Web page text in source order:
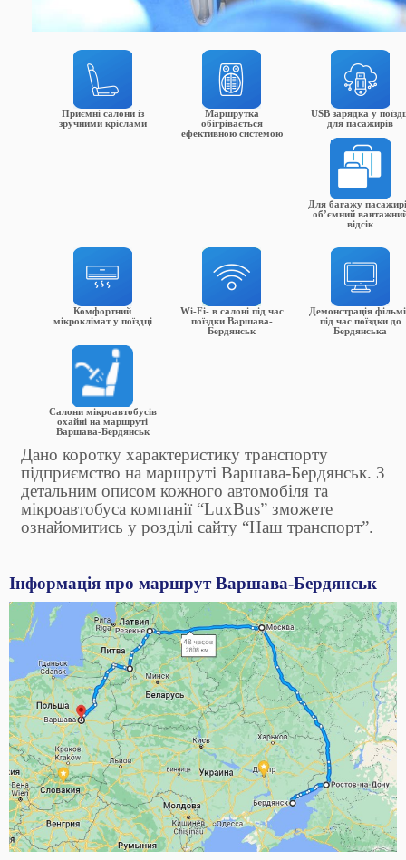
Приємні салони із
зручними кріслами
Маршрутка
обігрівається
ефективною системою
USB зарядка у
для пасажирів
Для багажу
об’ємний
відсік
Комфортний
мікроклімат у поїздці
Wi-Fi- в салоні під час
поїздки Варшава-
Бердянськ
Демонстрація
під час поїздки до
Бердянська
Салони мікроавтобусів
охайні на маршруті
Варшава-Бердянськ
Дано коротку характеристику транспорту
підприємство на маршруті Варшава-Бердянськ. З
детальним описом кожного автомобіля та
мікроавтобуса компанії “LuxBus” зможете
ознайомитись у розділі сайту “Наш транспорт”.
Інформація про маршрут Варшава-Бердянськ